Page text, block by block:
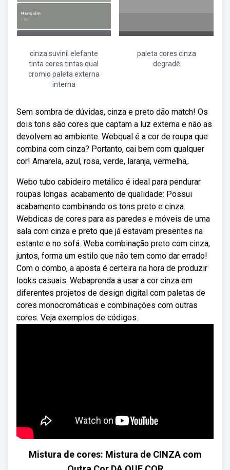
cinza suvinil elefante
tinta cores tintas qual
cromio paleta externa
interna
paleta cores cinza
degradê
Sem sombra de dúvidas, cinza e preto dão match! Os
dois tons são cores que captam a luz externa e não as
devolvem ao ambiente. Webqual é a cor de roupa que
combina com cinza? Portanto, cai bem com qualquer
cor! Amarela, azul, rosa, verde, laranja, vermelha,.
Webo tubo cabideiro metálico é ideal para pendurar
roupas longas. acabamento de qualidade: Possui
acabamento combinando os tons preto e cinza.
Webdicas de cores para as paredes e móveis de uma
sala com cinza e preto que já estavam presentes na
estante e no sofá. Weba combinação preto com cinza,
juntos, forma um estilo que não tem como dar errado!
Com o combo, a aposta é certeira na hora de produzir
looks casuais. Webaprenda a usar a cor cinza em
diferentes projetos de design digital com paletas de
cores monocromáticas e combinações com outras
cores. Veja exemplos de códigos.
Mistura de cores: Mistura de CINZA com